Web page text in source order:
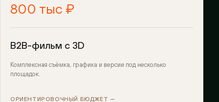
800 тыс ₽
B2B-фильм с 3D
Комплексная съёмка, графика и версии под несколько
площадок.
ОРИЕНТИРОВОЧНЫЙ БЮДЖЕТ —